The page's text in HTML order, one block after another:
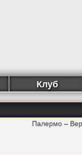
Клуб
Палермо –